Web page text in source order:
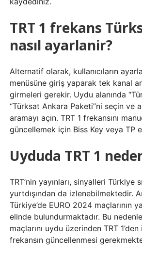
TRT 1 frekans
nasıl ayarlanir?
Alternatif olarak, kullanıcıların
menüsüne giriş yaparak tek kanal
girmeleri gerekir. Uydu alanında
“Türksat Ankara Paketi”ni seçin ve
aramayı açın. TRT 1 frekansını
güncellemek için Biss Key veya TP
Uyduda TRT 1
TRT’nin yayınları, sinyalleri Türkiye
yurtdışından da izlenebilmektedir.
Türkiye’de EURO 2024 maçlarının
elinde bulundurmaktadır. Bu
maçlarını uydu üzerinden TRT
frekansın güncellenmesi